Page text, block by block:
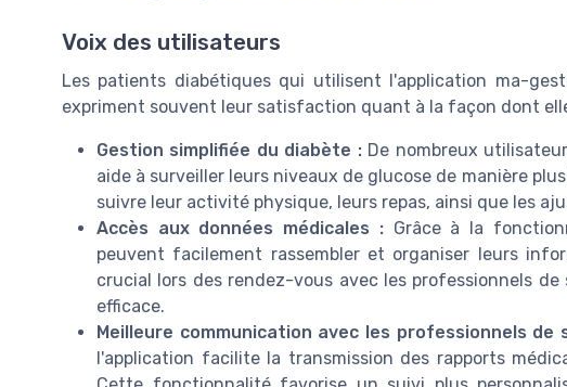
Voix des utilisateurs
Les patients diabétiques qui utilisent l'application ma-
expriment souvent leur satisfaction quant à la façon dont
Gestion simplifiée du diabète :De nombreux
aide à surveiller leurs niveaux de glucose de manière
suivre leur activité physique, leurs repas, ainsi que les
Accès aux données médicales :Grâce à la
peuvent facilement rassembler et organiser leurs
crucial lors des rendez-vous avec les professionnels
efficace.
Meilleure communication avec les professionnels de
l'application facilite la transmission des rapports